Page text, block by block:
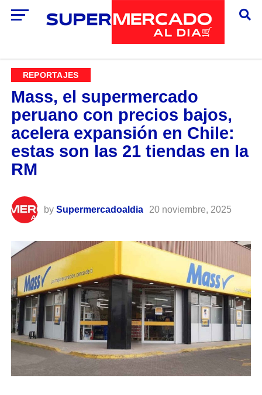
REPORTAJES
Mass, el supermercado
peruano con precios bajos,
acelera expansión en Chile:
estas son las 21 tiendas en la
RM
by Supermercadoaldia 20 noviembre, 2025